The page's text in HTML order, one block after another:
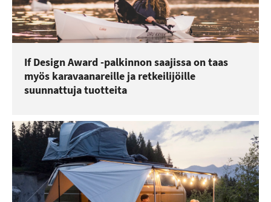
If Design Award -palkinnon saajissa on taas
myös karavaanareille ja retkeilijöille
suunnattuja tuotteita